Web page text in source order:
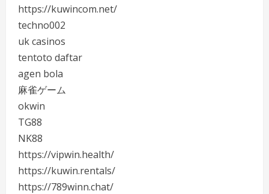
https://kuwincom.net/
techno002
uk casinos
tentoto daftar
agen bola
麻雀ゲーム
okwin
TG88
NK88
https://vipwin.health/
https://kuwin.rentals/
https://789winn.chat/